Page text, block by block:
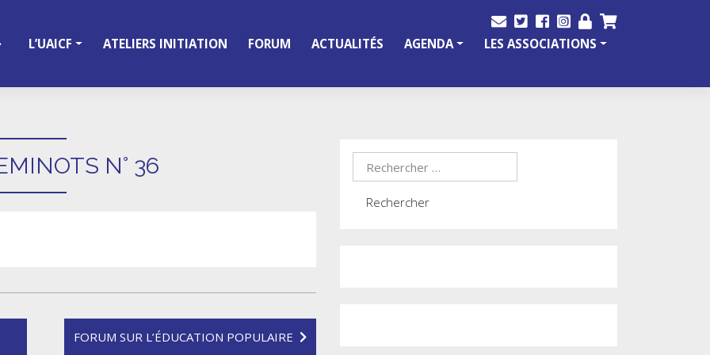
L’UAICF ATELIERS INITIATION FORUM ACTUALITÉS AGENDA LES ASSOCIATIONS
N° 36
FORUM SUR L’ÉDUCATION POPULAIRE